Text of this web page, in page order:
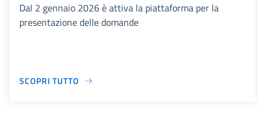
Dal 2 gennaio 2026 è attiva la piattaforma per la
presentazione delle domande
SCOPRI TUTTO